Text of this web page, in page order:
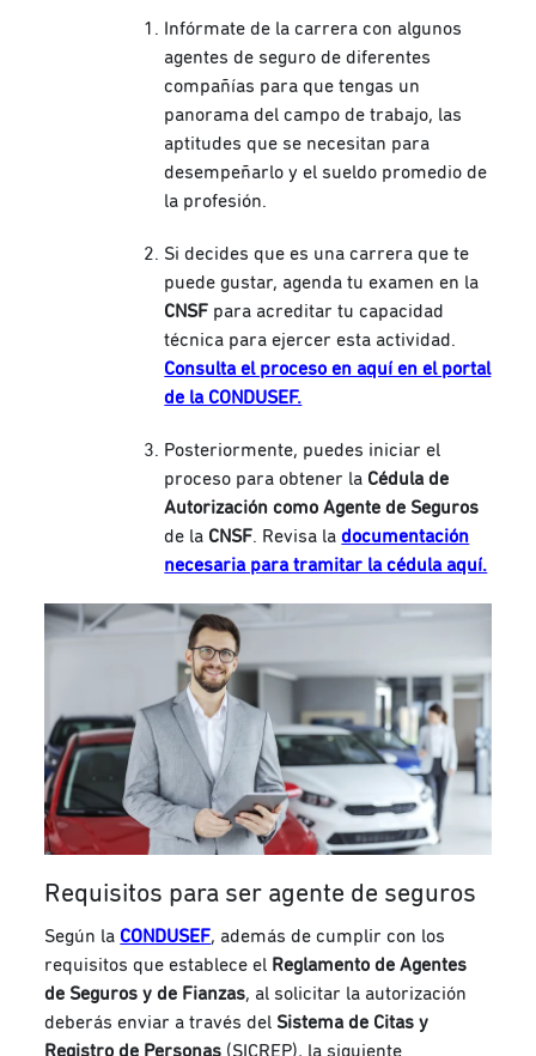
Infórmate de la carrera con algunos
agentes de seguro de diferentes
compañías para que tengas un
panorama del campo de trabajo, las
aptitudes que se necesitan para
desempeñarlo y el sueldo promedio de
la profesión.
Si decides que es una carrera que te
puede gustar, agenda tu examen en la
CNSF para acreditar tu capacidad
técnica para ejercer esta actividad.
Consulta el proceso en aquí en el portal
de la CONDUSEF.
Posteriormente, puedes iniciar el
proceso para obtener la Cédula de
Autorización como Agente de Seguros
de la CNSF. Revisa ladocumentación
necesaria para tramitar la cédula aquí.
Requisitos para ser agente de seguros
Según la CONDUSEF, además de cumplir con los
requisitos que establece el Reglamento de Agentes
de Seguros y de Fianzas, al solicitar la autorización
deberás enviar a través del Sistema de Citas y
Registro de Personas (SICREP), la siguiente